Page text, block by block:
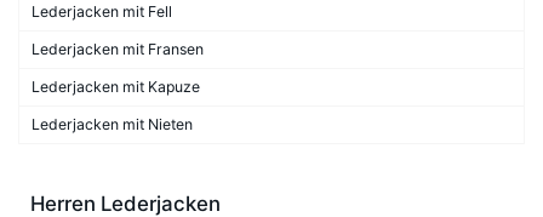
Lederjacken mit Fell
Lederjacken mit Fransen
Lederjacken mit Kapuze
Lederjacken mit Nieten
Herren Lederjacken